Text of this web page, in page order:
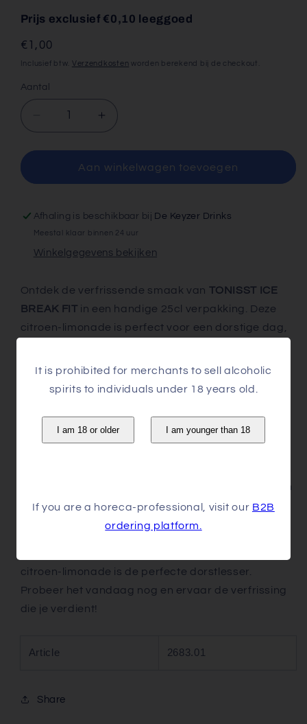
Prijs exclusief €0,10 leeggoed
Normale
prijs
€1,00
Inclusief btw. Verzendkosten worden berekend bij de checkout.
Aantal
Aantal
verlagen
voor
TONISST
ICE
FIT
25cl
limonade
Aantal
verhogen
voor
TONISST
ICE
FIT
25cl
limonade
Aan winkelwagen toevoegen
Afhaling is beschikbaar bij De Keyzer Drinks
Meestal klaar binnen 24 uur
Winkelgegevens bekijken
Ontdek de verfrissende smaak van TONISST ICE
BREAK FIT in een handige 25cl verpakking. Deze
citroen-limonade is perfect voor een dorstige dag,
citroensmaak en een verkwikkende bruis. Ideaal
voor zowel een zonnige picknick als een gezellige
Onze limonade is niet alleen heerlijk, maar ook een
FIT een verfrissing zonder schuldgevoel. Geniet van
de verkwikkende smaak zonder in te boeten op je
citroen-limonade is de perfecte dorstlesser.
Probeer het vandaag nog en ervaar de verfrissing
die je verdient!
Article 2683.01
Share
It is prohibited for merchants to sell alcoholic
spirits to individuals under 18 years old.
I am 18 or older I am younger than 18
If you are a horeca-professional, visit our B2B
ordering platform.